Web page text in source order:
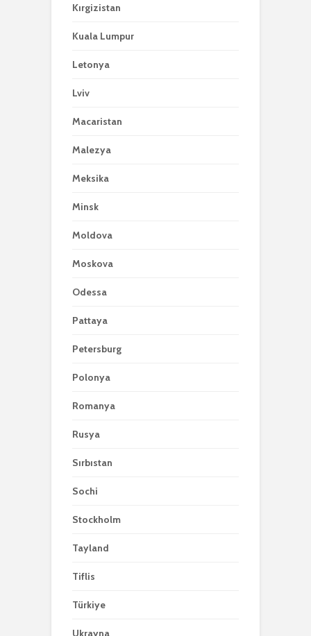
Kırgizistan
Kuala Lumpur
Letonya
Lviv
Macaristan
Malezya
Meksika
Minsk
Moldova
Moskova
Odessa
Pattaya
Petersburg
Polonya
Romanya
Rusya
Sırbıstan
Sochi
Stockholm
Tayland
Tiflis
Türkiye
Ukrayna